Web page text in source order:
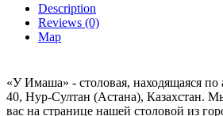
Description
Reviews (0)
Map
«У Имаша» - столовая, находящаяся по
40, Нур-Султан (Астана), Казахстан.
вас на странице нашей столовой из